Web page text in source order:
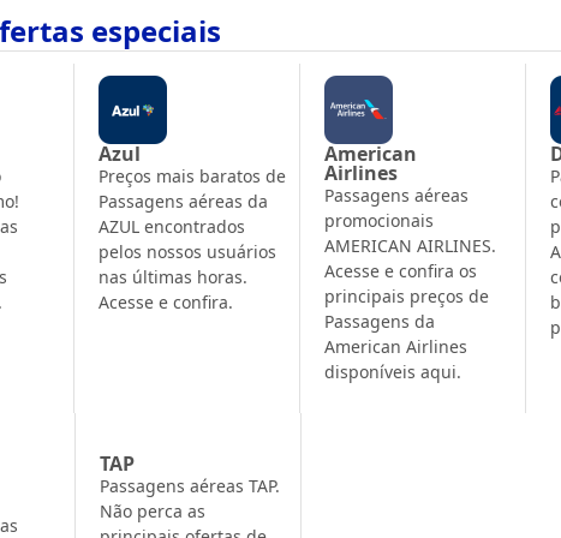
especiais
Azul
Preços mais baratos de
Passagens aéreas da
AZUL encontrados
pelos nossos usuários
nas últimas horas.
Acesse e confira.
American
Airlines
Passagens aéreas
promocionais
AMERICAN AIRLINES.
Acesse e confira os
principais preços de
Passagens da
American Airlines
disponíveis aqui.
TAP
Passagens aéreas TAP.
Não perca as